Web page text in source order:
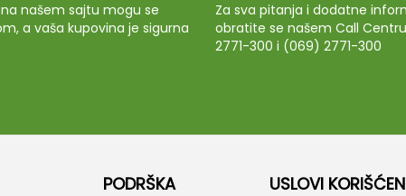
našem sajtu mogu se
a vaša kupovina je sigurna
Za sva pitanja i dodatne
obratite se našem Call Centru
2771-300 i (069) 2771-300
PODRŠKA USLOVI